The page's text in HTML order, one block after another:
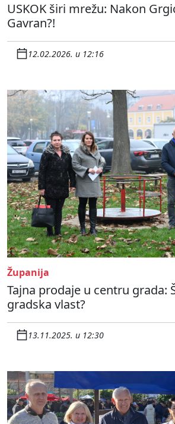
USKOK širi mrežu: Nakon
Gavran?!
12.02.2026. u 12:16
Županija
Tajna prodaje u centru grada:
gradska vlast?
13.11.2025. u 12:30